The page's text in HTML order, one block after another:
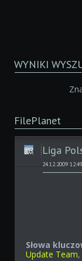
WYNIKI
FilePlanet
Liga
24.12.2009
Słowa
Update Team,